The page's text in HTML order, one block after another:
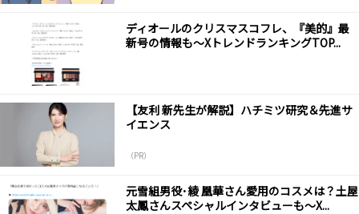
ディオールのクリスマスコフレ、『美的』最
新号の情報も～XトレンドランキングTOP...
【友利 新先生が解説】ハチミツ研究＆先進サ
イエンス
（PR）
元雪組男役･綾 凰華さん愛用のコスメは？土屋
太鳳さんスペシャルインタビューも～X...